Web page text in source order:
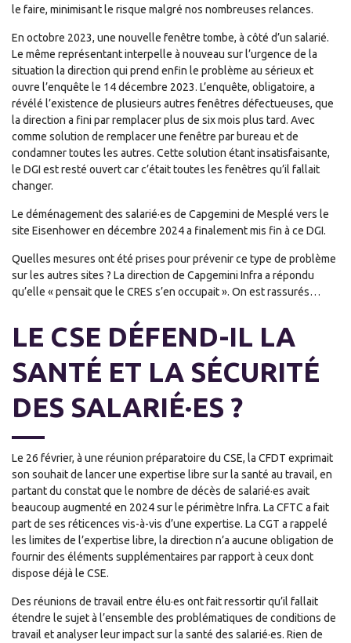
le faire, minimisant le risque malgré nos nombreuses relances.
En octobre 2023, une nouvelle fenêtre tombe, à côté d’un salarié.
Le même représentant interpelle à nouveau sur l’urgence de la
situation la direction qui prend enfin le problème au sérieux et
ouvre l’enquête le 14 décembre 2023. L’enquête, obligatoire, a
révélé l’existence de plusieurs autres fenêtres défectueuses, que
la direction a fini par remplacer plus de six mois plus tard. Avec
comme solution de remplacer une fenêtre par bureau et de
condamner toutes les autres. Cette solution étant insatisfaisante,
le DGI est resté ouvert car c’était toutes les fenêtres qu’il fallait
changer.
Le déménagement des salarié·es de Capgemini de Mesplé vers le
site Eisenhower en décembre 2024 a finalement mis fin à ce DGI.
Quelles mesures ont été prises pour prévenir ce type de problème
sur les autres sites ? La direction de Capgemini Infra a répondu
qu’elle « pensait que le CRES s’en occupait ». On est rassurés…
LE CSE DÉFEND-IL LA
SANTÉ ET LA SÉCURITÉ
DES SALARIÉ·ES ?
Le 26 février, à une réunion préparatoire du CSE, la CFDT exprimait
son souhait de lancer une expertise libre sur la santé au travail, en
partant du constat que le nombre de décès de salarié·es avait
beaucoup augmenté en 2024 sur le périmètre Infra. La CFTC a fait
part de ses réticences vis-à-vis d’une expertise. La CGT a rappelé
les limites de l’expertise libre, la direction n’a aucune obligation de
fournir des éléments supplémentaires par rapport à ceux dont
dispose déjà le CSE.
Des réunions de travail entre élu·es ont fait ressortir qu’il fallait
étendre le sujet à l’ensemble des problématiques de conditions de
travail et analyser leur impact sur la santé des salarié·es. Rien de